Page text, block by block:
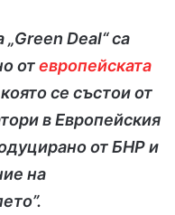
Deal“ са
отевропейската
се състои от
в Европейския
от БНР и
на